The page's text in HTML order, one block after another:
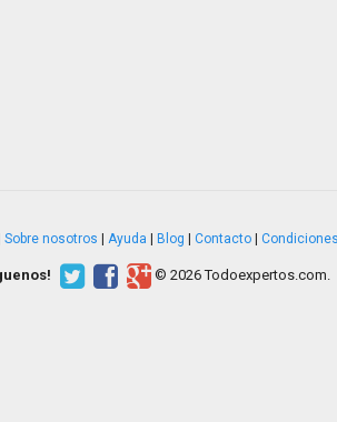
Sobre nosotros Ayuda Blog Contacto
© 2026 Todoexpertos.com.